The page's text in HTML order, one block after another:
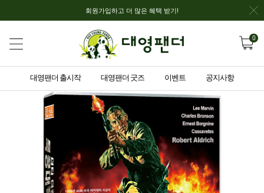
회원가입하고 더 많은 혜택 받기!
0
대영팬더 출시작 대영팬더 굿즈 이벤트 공지사항